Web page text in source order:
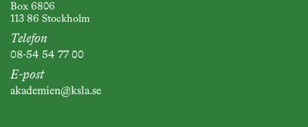
Box 6806
113 86 Stockholm
Telefon
08-54 54 77 00
E-post
akademien@ksla.se